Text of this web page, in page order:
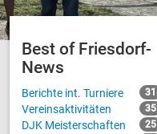
Best of Friesdorf-
News
Berichte int. Turniere 31
Vereinsaktivitäten 35
DJK Meisterschaften 25